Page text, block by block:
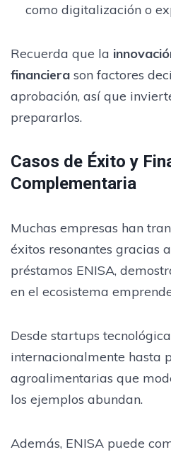
como digitalización o
Recuerda que la
financiera son factores
aprobación, así que
prepararlos.
Casos de Éxito y
Complementaria
Muchas empresas han
éxitos resonantes gracias
préstamos ENISA,
en el ecosistema
Desde startups
internacionalmente hasta
agroalimentarias que
los ejemplos abundan.
Además, ENISA puede